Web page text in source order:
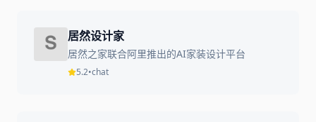
居然设计家
居然之家联合阿里推出的AI家装设计平台
5.2•chat